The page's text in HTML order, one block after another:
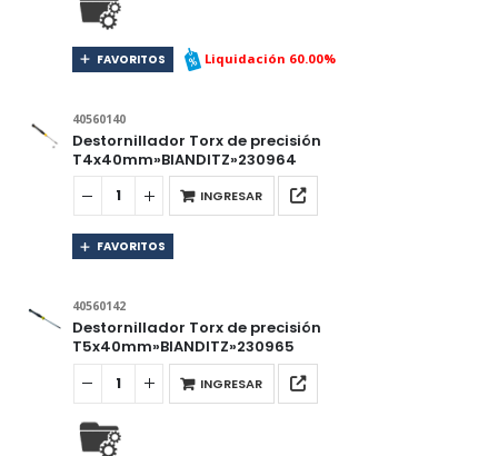
FAVORITOS Liquidación 60.00%
40560140
Destornillador Torx de precisión
T4x40mm»BIANDITZ»230964
INGRESAR
FAVORITOS
40560142
Destornillador Torx de precisión
T5x40mm»BIANDITZ»230965
INGRESAR